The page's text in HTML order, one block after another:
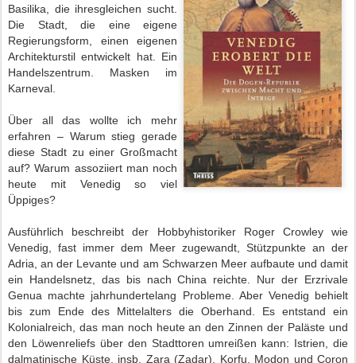
Basilika, die ihresgleichen sucht.
Die Stadt, die eine eigene
Regierungsform, einen eigenen
Architekturstil entwickelt hat. Ein
Handelszentrum. Masken im
Karneval.
Über all das wollte ich mehr
erfahren – Warum stieg gerade
diese Stadt zu einer Großmacht
auf? Warum assoziiert man noch
heute mit Venedig so viel
Üppiges?
Ausführlich beschreibt der Hobbyhistoriker Roger Crowley wie
Venedig, fast immer dem Meer zugewandt, Stützpunkte an der
Adria, an der Levante und am Schwarzen Meer aufbaute und damit
ein Handelsnetz, das bis nach China reichte. Nur der Erzrivale
Genua machte jahrhundertelang Probleme. Aber Venedig behielt
bis zum Ende des Mittelalters die Oberhand. Es entstand ein
Kolonialreich, das man noch heute an den Zinnen der Paläste und
den Löwenreliefs über den Stadttoren umreißen kann: Istrien, die
dalmatinische Küste, insb. Zara (Zadar), Korfu, Modon und Coron